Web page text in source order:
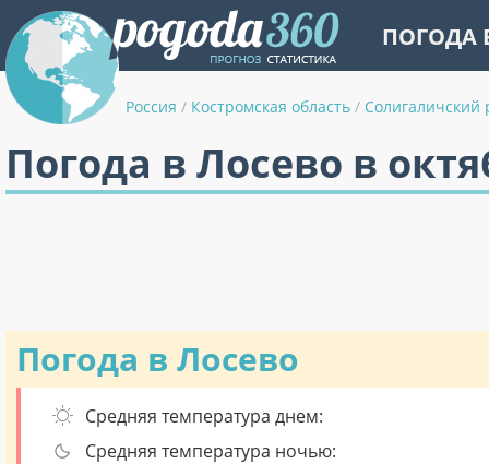
ПОГОДА
Россия / Костромская область / Солигаличский
Погода в Лосево в
Погода в Лосево
Средняя температура днем:
Средняя температура ночью: